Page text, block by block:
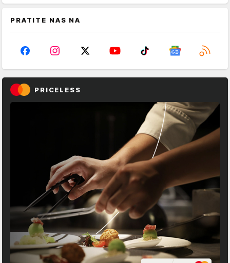
PRATITE NAS NA
PRICELESS